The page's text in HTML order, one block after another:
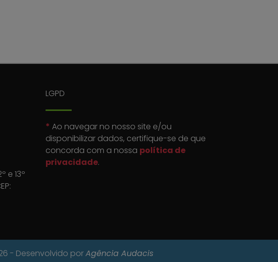
e 13º
LGPD
* Ao navegar no nosso site e/ou
disponibilizar dados, certifique-se de que
concorda com a nossa política de
privacidade.
- Desenvolvido porAgência Audacis